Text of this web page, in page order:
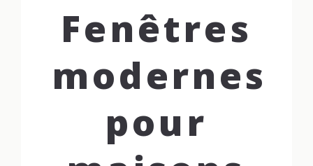
Fenêtres
modernes
pour